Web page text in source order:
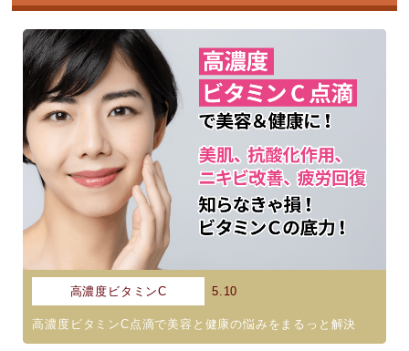
高濃度ビタミンC 5.10
高濃度ビタミンC点滴で美容と健康の悩みをまるっと解決